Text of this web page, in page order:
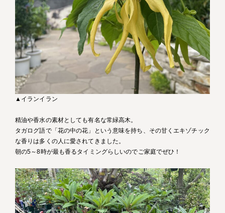
▲イランイラン
精油や香水の素材としても有名な常緑高木。
タガログ語で「花の中の花」という意味を持ち、その甘くエキゾチック
な香りは多くの人に愛されてきました。
朝の5～8時が最も香るタイミングらしいのでご家庭でぜひ！